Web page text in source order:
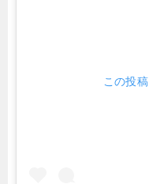
この投